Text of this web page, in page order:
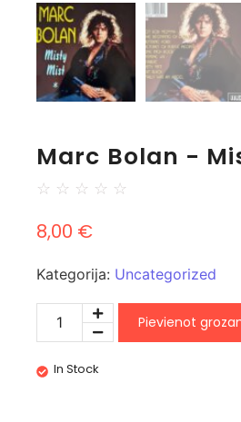
Marc Bolan -
☆ ☆ ☆ ☆ ☆
8,00 €
Kategorija: Uncategorized
Pievienot
In Stock